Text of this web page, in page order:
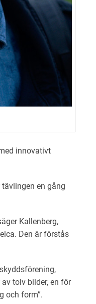
innovativt
en gång
Kallenberg,
Den är förstås
tolv bilder, en för
och form”.